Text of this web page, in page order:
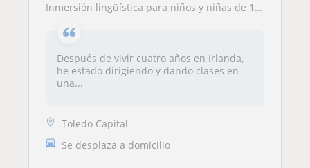
Inmersión lingüística para niños y niñas de 1 a 14 años
Después de vivir cuatro años en Irlanda,
he estado dirigiendo y dando clases en
una...
Toledo Capital
Se desplaza a domicilio